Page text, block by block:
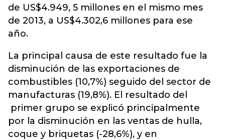
de US$4.949, 5 millones en el mismo mes
de 2013, a US$4.302,6 millones para ese
año.
La principal causa de este resultado fue la
disminución de las exportaciones de
combustibles (10,7%) seguido del sector de
manufacturas (19,8%). El resultado del
primer grupo se explicó principalmente
por la disminución en las ventas de hulla,
coque y briquetas (-28,6%), y en